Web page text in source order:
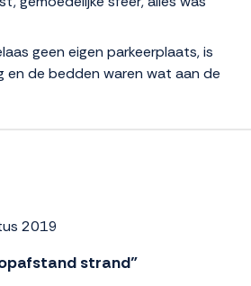
geen eigen parkeerplaats, is
en de bedden waren wat aan de
2019
strand”